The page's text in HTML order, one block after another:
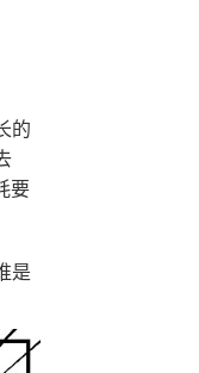
的
要
是